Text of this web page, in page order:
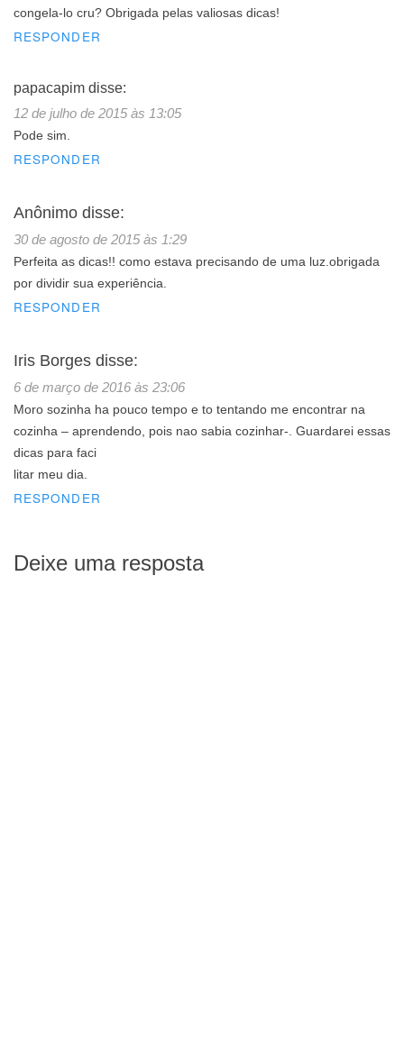
congela-lo cru? Obrigada pelas valiosas dicas!
RESPONDER
papacapim disse:
12 de julho de 2015 às 13:05
Pode sim.
RESPONDER
Anônimo disse:
30 de agosto de 2015 às 1:29
Perfeita as dicas!! como estava precisando de uma luz.obrigada
por dividir sua experiência.
RESPONDER
Iris Borges disse:
6 de março de 2016 às 23:06
Moro sozinha ha pouco tempo e to tentando me encontrar na
cozinha – aprendendo, pois nao sabia cozinhar-. Guardarei essas
dicas para faci
litar meu dia.
RESPONDER
Deixe uma resposta